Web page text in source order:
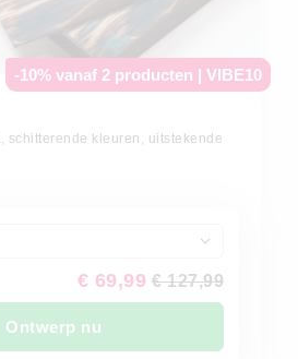
-10% vanaf 2 producten | VIBE10
schitterende kleuren, uitstekende
€ 69,99 € 127,99
Ontwerp nu